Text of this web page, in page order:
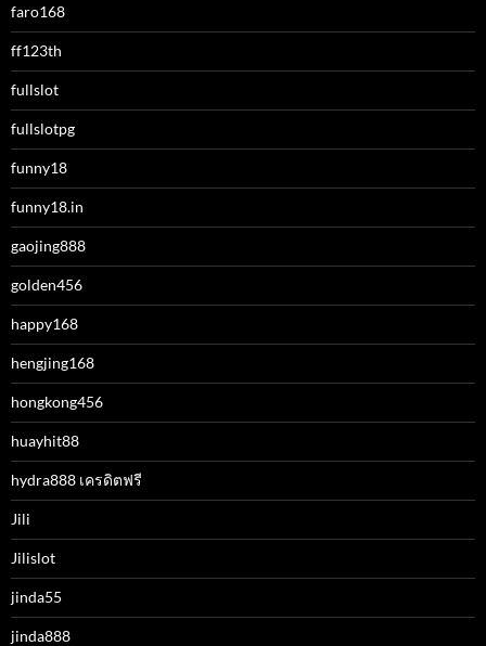
faro168
ff123th
fullslot
fullslotpg
funny18
funny18.in
gaojing888
golden456
happy168
hengjing168
hongkong456
huayhit88
hydra888 เครดิตฟรี
Jili
Jilislot
jinda55
jinda888